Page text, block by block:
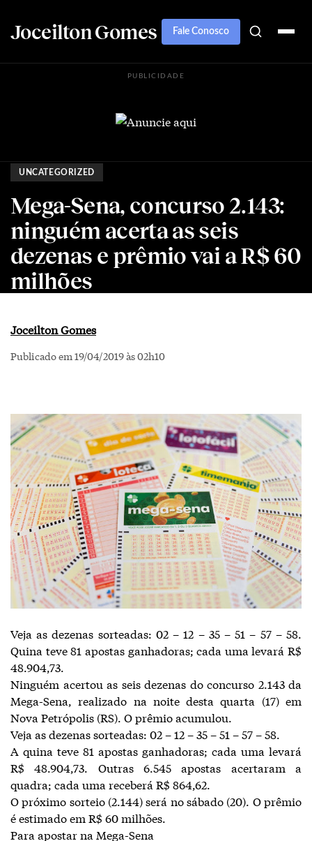
Joceilton Gomes Fale Conosco
PUBLICIDADE
UNCATEGORIZED
Mega-Sena, concurso 2.143:
ninguém acerta as seis
dezenas e prêmio vai a R$ 60
milhões
Joceilton Gomes
Publicado em 19/04/2019 às 02h10
Veja as dezenas sorteadas: 02 – 12 – 35 – 51 – 57 – 58.
Quina teve 81 apostas ganhadoras; cada uma levará R$
48.904,73.
Ninguém acertou as seis dezenas do concurso 2.143 da
Mega-Sena, realizado na noite desta quarta (17) em
Nova Petrópolis (RS). O prêmio acumulou.
Veja as dezenas sorteadas: 02 – 12 – 35 – 51 – 57 – 58.
A quina teve 81 apostas ganhadoras; cada uma levará
R$ 48.904,73. Outras 6.545 apostas acertaram a
quadra; cada uma receberá R$ 864,62.
O próximo sorteio (2.144) será no sábado (20). O prêmio
é estimado em R$ 60 milhões.
Para apostar na Mega-Sena